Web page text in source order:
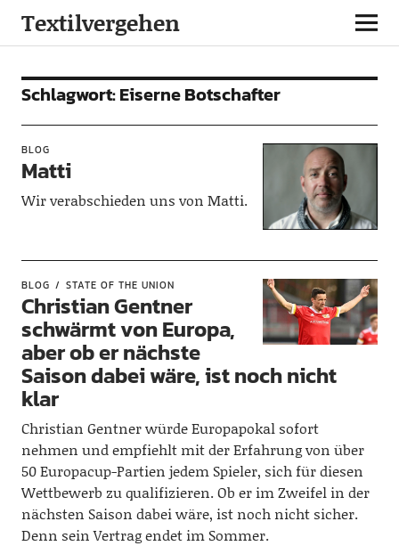
Textilvergehen
Schlagwort:Eiserne Botschafter
BLOG
Matti
Wir verabschieden uns von Matti.
BLOG STATE OF THE UNION
Christian Gentner
schwärmt von Europa,
aber ob er nächste
Saison dabei wäre, ist noch nicht
klar
Christian Gentner würde Europapokal sofort
nehmen und empfiehlt mit der Erfahrung von über
50 Europacup-Partien jedem Spieler, sich für diesen
Wettbewerb zu qualifizieren. Ob er im Zweifel in der
nächsten Saison dabei wäre, ist noch nicht sicher.
Denn sein Vertrag endet im Sommer.